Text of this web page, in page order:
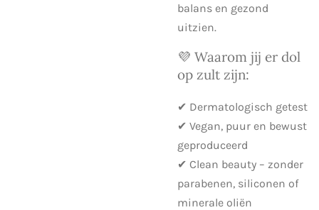
balans en gezond
uitzien.
💜 Waarom jij er dol
op zult zijn:
✔ Dermatologisch getest
✔ Vegan, puur en bewust
geproduceerd
✔ Clean beauty – zonder
parabenen, siliconen of
minerale oliën